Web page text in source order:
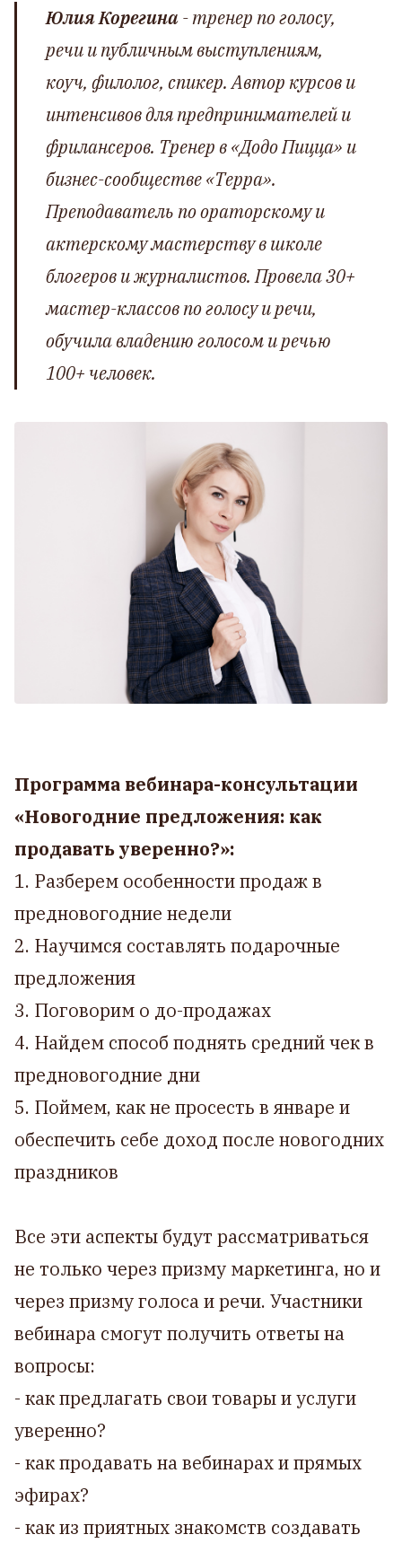
Юлия Корегина- тренер по голосу,
речи и публичным выступлениям,
коуч, филолог, спикер. Автор курсов и
интенсивов для предпринимателей и
фрилансеров. Тренер в «‎Додо Пицца» и
бизнес-сообществе «‎Терра»‎.
Преподаватель по ораторскому и
актерскому мастерству в школе
блогеров и журналистов. Провела 30+
мастер-классов по голосу и речи,
обучила владению голосом и речью
100+ человек.
Программа вебинара-консультации
«‎Новогодние предложения: как
продавать уверенно?»:
1. Разберем особенности продаж в
предновогодние недели
2. Научимся составлять подарочные
предложения
3. Поговорим о до-продажах
4. Найдем способ поднять средний чек в
предновогодние дни
5. Поймем, как не просесть в январе и
обеспечить себе доход после новогодних
праздников
Все эти аспекты будут рассматриваться
не только через призму маркетинга, но и
через призму голоса и речи. Участники
вебинара смогут получить ответы на
вопросы:
- как предлагать свои товары и услуги
уверенно?
- как продавать на вебинарах и прямых
эфирах?
- как из приятных знакомств создавать